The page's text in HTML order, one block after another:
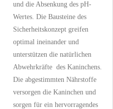
und die Absenkung des pH-
Wertes. Die Bausteine des
Sicherheitskonzept greifen
optimal ineinander und
unterstützen die natürlichen
Abwehrkräfte des Kaninchens.
Die abgestimmten Nährstoffe
versorgen die Kaninchen und
sorgen für ein hervorragendes